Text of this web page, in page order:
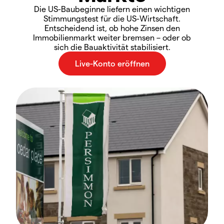
Die US-Baubeginne liefern einen wichtigen
Stimmungstest für die US-Wirtschaft.
Entscheidend ist, ob hohe Zinsen den
Immobilienmarkt weiter bremsen – oder ob
sich die Bauaktivität stabilisiert.